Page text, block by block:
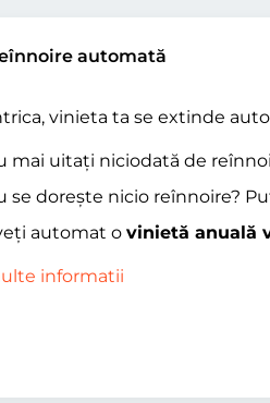
automată
vinieta ta se extinde
mai uitați niciodată de
se dorește nicio reînnoire?
automat o vinietă anuală
informatii